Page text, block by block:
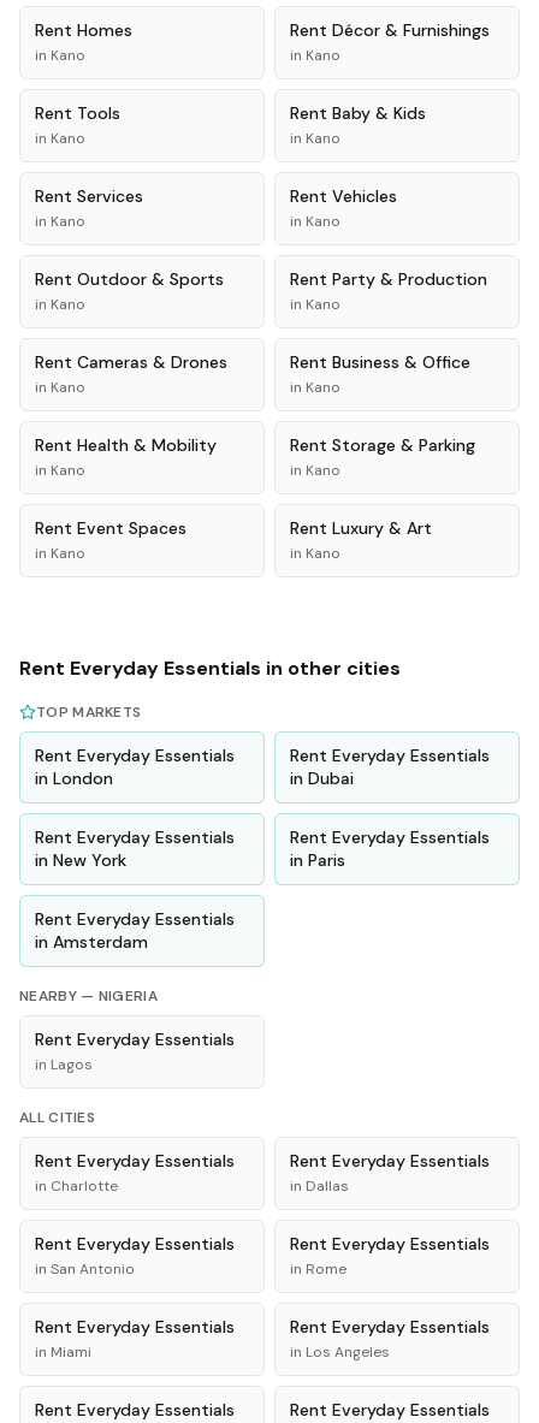
Rent Homes
in Kano
Rent Décor & Furnishings
in Kano
Rent Tools
in Kano
Rent Baby & Kids
in Kano
Rent Services
in Kano
Rent Vehicles
in Kano
Rent Outdoor & Sports
in Kano
Rent Party & Production
in Kano
Rent Cameras & Drones
in Kano
Rent Business & Office
in Kano
Rent Health & Mobility
in Kano
Rent Storage & Parking
in Kano
Rent Event Spaces
in Kano
Rent Luxury & Art
in Kano
Rent Everyday Essentials in other cities
TOP MARKETS
Rent Everyday Essentials
in London
Rent Everyday Essentials
in Dubai
Rent Everyday Essentials
in New York
Rent Everyday Essentials
in Paris
Rent Everyday Essentials
in Amsterdam
NEARBY — NIGERIA
Rent Everyday Essentials
in Lagos
ALL CITIES
Rent Everyday Essentials
in Charlotte
Rent Everyday Essentials
in Dallas
Rent Everyday Essentials
in San Antonio
Rent Everyday Essentials
in Rome
Rent Everyday Essentials
in Miami
Rent Everyday Essentials
in Los Angeles
Rent Everyday Essentials Rent Everyday Essentials